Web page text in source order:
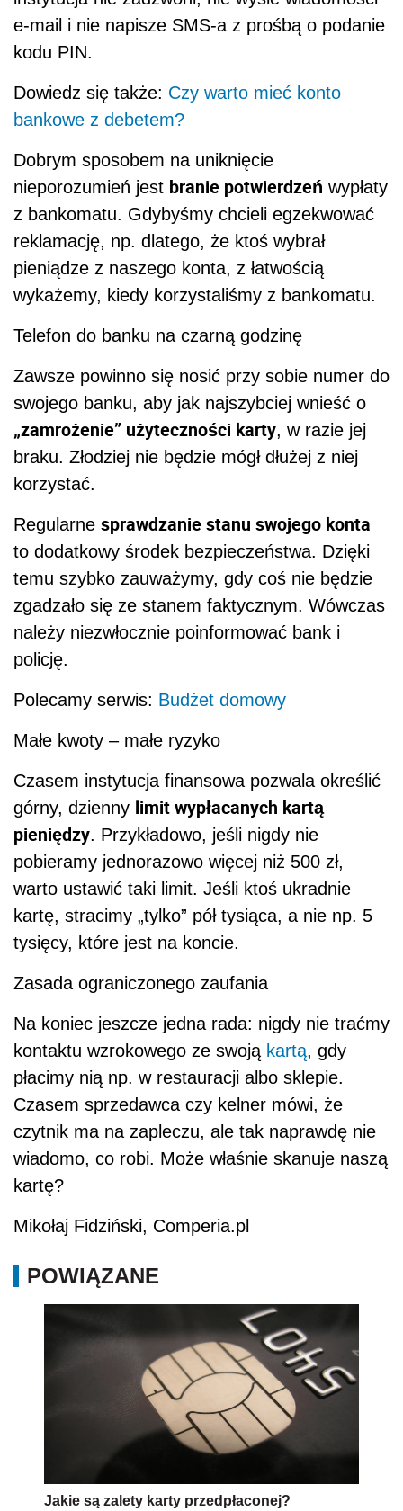
e-mail i nie napisze SMS-a z prośbą o podanie
kodu PIN.
Dowiedz się także: Czy warto mieć konto
bankowe z debetem?
Dobrym sposobem na uniknięcie
nieporozumień jest branie potwierdzeń wypłaty
z bankomatu. Gdybyśmy chcieli egzekwować
reklamację, np. dlatego, że ktoś wybrał
pieniądze z naszego konta, z łatwością
wykażemy, kiedy korzystaliśmy z bankomatu.
Telefon do banku na czarną godzinę
Zawsze powinno się nosić przy sobie numer do
swojego banku, aby jak najszybciej wnieść o
„zamrożenie” użyteczności karty, w razie jej
braku. Złodziej nie będzie mógł dłużej z niej
korzystać.
Regularne sprawdzanie stanu swojego konta
to dodatkowy środek bezpieczeństwa. Dzięki
temu szybko zauważymy, gdy coś nie będzie
zgadzało się ze stanem faktycznym. Wówczas
należy niezwłocznie poinformować bank i
policję.
Polecamy serwis: Budżet domowy
Małe kwoty – małe ryzyko
Czasem instytucja finansowa pozwala określić
górny, dzienny limit wypłacanych kartą
pieniędzy. Przykładowo, jeśli nigdy nie
pobieramy jednorazowo więcej niż 500 zł,
warto ustawić taki limit. Jeśli ktoś ukradnie
kartę, stracimy „tylko” pół tysiąca, a nie np. 5
tysięcy, które jest na koncie.
Zasada ograniczonego zaufania
Na koniec jeszcze jedna rada: nigdy nie traćmy
kontaktu wzrokowego ze swoją kartą, gdy
płacimy nią np. w restauracji albo sklepie.
Czasem sprzedawca czy kelner mówi, że
czytnik ma na zapleczu, ale tak naprawdę nie
wiadomo, co robi. Może właśnie skanuje naszą
kartę?
Mikołaj Fidziński, Comperia.pl
POWIĄZANE
Jakie są zalety karty przedpłaconej?